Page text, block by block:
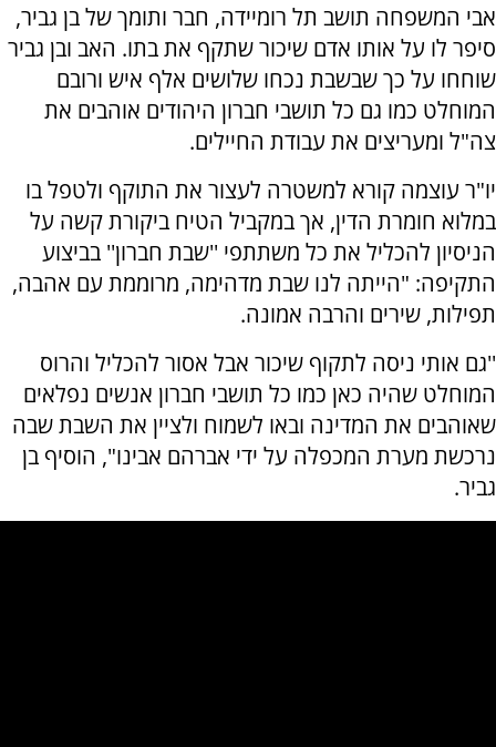
אבי המשפחה תושב תל רומיידה, חבר ותומך של בן גביר,
סיפר לו על אותו אדם שיכור שתקף את בתו. האב ובן גביר
שוחחו על כך שבשבת נכחו שלושים אלף איש ורובם
המוחלט כמו גם כל תושבי חברון היהודים אוהבים את
צה"ל ומעריצים את עבודת החיילים.
יו"ר עוצמה קורא למשטרה לעצור את התוקף ולטפל בו
במלוא חומרת הדין, אך במקביל הטיח ביקורת קשה על
הניסיון להכליל את כל משתתפי ''שבת חברון'' בביצוע
התקיפה: "הייתה לנו שבת מדהימה, מרוממת עם אהבה,
תפילות, שירים והרבה אמונה.
''גם אותי ניסה לתקוף שיכור אבל אסור להכליל והרוס
המוחלט שהיה כאן כמו כל תושבי חברון אנשים נפלאים
שאוהבים את המדינה ובאו לשמוח ולציין את השבת שבה
נרכשת מערת המכפלה על ידי אברהם אבינו", הוסיף בן
גביר.